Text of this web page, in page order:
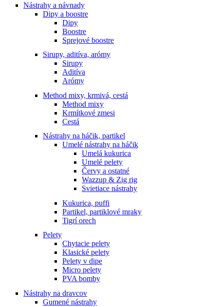
Nástrahy a návnady
Dipy a boostre
Dipy
Boostre
Sprejové boostre
Sirupy, aditíva, arómy
Sirupy
Aditíva
Arómy
Method mixy, krmivá, cestá
Method mixy
Krmítkové zmesi
Cestá
Nástrahy na háčik, partikel
Umelé nástrahy na háčik
Umelá kukurica
Umelé pelety
Červy a ostatné
Wazzup & Zig rig
Svietiace nástrahy
Kukurica, puffi
Partikel, partiklové mraky
Tigrí orech
Pelety
Chytacie pelety
Klasické pelety
Pelety v dipe
Micro pelety
PVA bomby
Nástrahy na dravcov
Gumené nástrahy